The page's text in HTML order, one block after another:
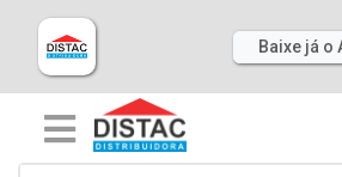
Baixe já o